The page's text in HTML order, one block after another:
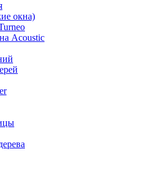
окна)
Acoustic